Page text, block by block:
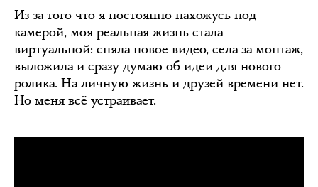
Из-за того что я постоянно нахожусь под
камерой, моя реальная жизнь стала
виртуальной: сняла новое видео, села за монтаж,
выложила и сразу думаю об идеи для нового
ролика. На личную жизнь и друзей времени нет.
Но меня всё устраивает.